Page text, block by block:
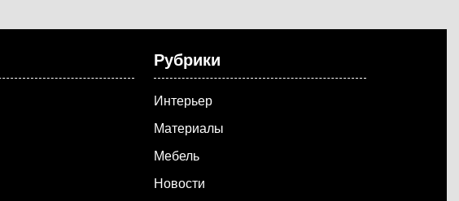
Рубрики
Интерьер
Материалы
Мебель
Новости